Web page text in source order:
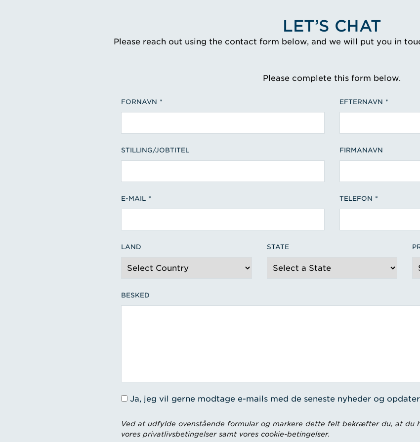
LET’S CHAT
Please reach out using the contact form below, and we will put you in
Please complete this form below.
FORNAVN EFTERNAVN
STILLING/JOBTITEL FIRMANAVN
E-MAIL TELEFON
LAND STATE
BESKED
Ja, jeg vil gerne modtage e-mails med de seneste nyheder og
Ved at udfylde ovenstående formular og markere dette felt bekræfter du, at du
vores privatlivsbetingelser samt vores cookie-betingelser.